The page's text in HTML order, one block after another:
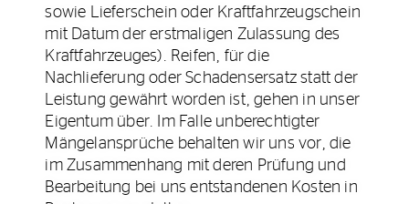
sowie Lieferschein oder Kraftfahrzeugschein
mit Datum der erstmaligen Zulassung des
Kraftfahrzeuges). Reifen, für die
Nachlieferung oder Schadensersatz statt der
Leistung gewährt worden ist, gehen in unser
Eigentum über. Im Falle unberechtigter
Mängelansprüche behalten wir uns vor, die
im Zusammenhang mit deren Prüfung und
Bearbeitung bei uns entstandenen Kosten in